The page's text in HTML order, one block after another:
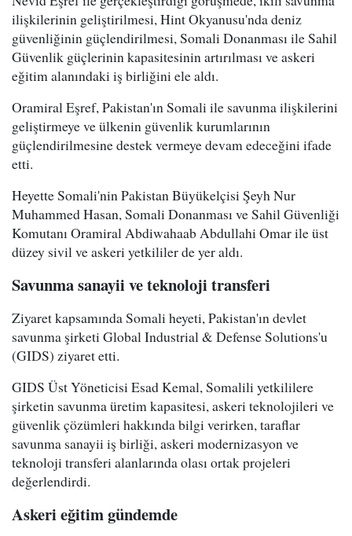
ilişkilerinin geliştirilmesi, Hint Okyanusu'nda deniz
güvenliğinin güçlendirilmesi, Somali Donanması ile Sahil
Güvenlik güçlerinin kapasitesinin artırılması ve askeri
eğitim alanındaki iş birliğini ele aldı.
Oramiral Eşref, Pakistan'ın Somali ile savunma ilişkilerini
geliştirmeye ve ülkenin güvenlik kurumlarının
güçlendirilmesine destek vermeye devam edeceğini ifade
etti.
Heyette Somali'nin Pakistan Büyükelçisi Şeyh Nur
Muhammed Hasan, Somali Donanması ve Sahil Güvenliği
Komutanı Oramiral Abdiwahaab Abdullahi Omar ile üst
düzey sivil ve askeri yetkililer de yer aldı.
Savunma sanayii ve teknoloji transferi
Ziyaret kapsamında Somali heyeti, Pakistan'ın devlet
savunma şirketi Global Industrial & Defense Solutions'u
(GIDS) ziyaret etti.
GIDS Üst Yöneticisi Esad Kemal, Somalili yetkililere
şirketin savunma üretim kapasitesi, askeri teknolojileri ve
güvenlik çözümleri hakkında bilgi verirken, taraflar
savunma sanayii iş birliği, askeri modernizasyon ve
teknoloji transferi alanlarında olası ortak projeleri
değerlendirdi.
Askeri eğitim gündemde